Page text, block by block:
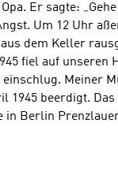
Er sagte:
Um 12 Uhr
dem Keller
fiel auf unseren
Meiner
1945 beerdigt.
in Berlin